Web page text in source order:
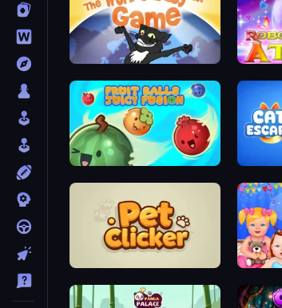
The World's Easyest Game Robot
Fruit Balls: Juicy Fusion
Baby